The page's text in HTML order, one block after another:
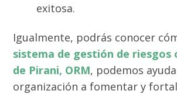
exitosa.
Igualmente, podrás conocer
sistema de gestión de riesgos
de Pirani, ORM, podemos
organización a fomentar y